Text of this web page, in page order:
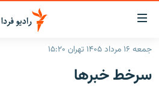
لینک‌های
قابلیت
دسترسی
بازگشت
ایران
جمعه ۱۶ مرداد ۱۴۰۵ تهران ۱۵:۲۰
سرخط‌ خبرها